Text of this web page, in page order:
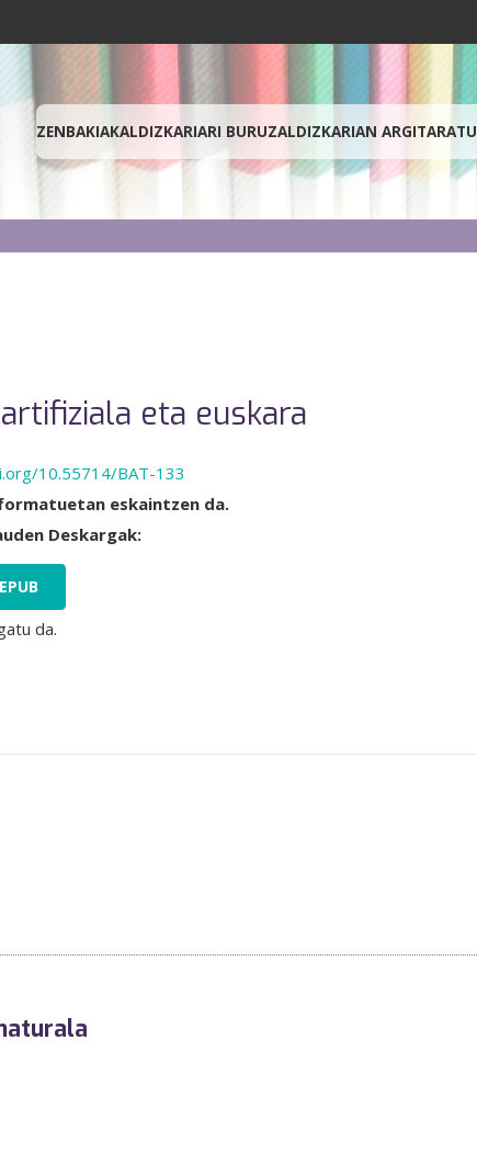
ZENBAKIAKALDIZKARIARI BURUZALDIZKARIAN ARGITARATU
eta euskara
10.55714/BAT-133
formatuetan eskaintzen da.
Deskargak:
EPUB
da.